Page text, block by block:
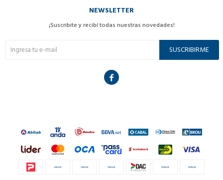
NEWSLETTER
¡Suscribite y recibí todas nuestras novedades!
SUSCRIBIRME
